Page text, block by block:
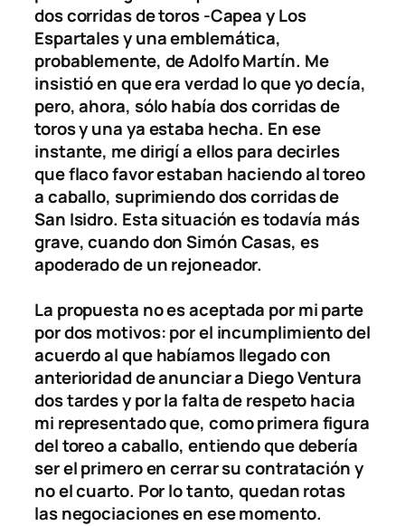
dos corridas de toros -Capea y Los
Espartales y una emblemática,
probablemente, de Adolfo Martín. Me
insistió en que era verdad lo que yo decía,
pero, ahora, sólo había dos corridas de
toros y una ya estaba hecha. En ese
instante, me dirigí a ellos para decirles
que flaco favor estaban haciendo al toreo
a caballo, suprimiendo dos corridas de
San Isidro. Esta situación es todavía más
grave, cuando don Simón Casas, es
apoderado de un rejoneador.
La propuesta no es aceptada por mi parte
por dos motivos: por el incumplimiento del
acuerdo al que habíamos llegado con
anterioridad de anunciar a Diego Ventura
dos tardes y por la falta de respeto hacia
mi representado que, como primera figura
del toreo a caballo, entiendo que debería
ser el primero en cerrar su contratación y
no el cuarto. Por lo tanto, quedan rotas
las negociaciones en ese momento.